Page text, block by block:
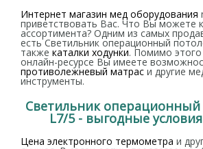
Интернет магазин мед оборудования
приветствовать Вас. Что Вы можете
ассортимента? Одним из самых
есть Светильник операционный
также каталки ходунки. Помимо
онлайн-ресурсе Вы имеете
противолежневый матрас и другие
инструменты.
Светильник
L7/5 - выгодные
Цена электронного термометра и